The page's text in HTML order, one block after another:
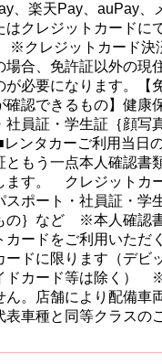
、楽天Pay、auPay、
はクレジットカードに
※クレジットカード決
場合、免許証以外の現
が必要になります。【
確認できるもの】健康
社員証・学生証｛顔写
レンタカーご利用当日
ともう一点本人確認書
ます。 クレジットカ
スポート・社員証・学
の｝など ※本人確認
カードをご利用いただ
ードに限ります（デビ
ドカード等は除く）
ん。店舗により配備車
表車種と同等クラスの